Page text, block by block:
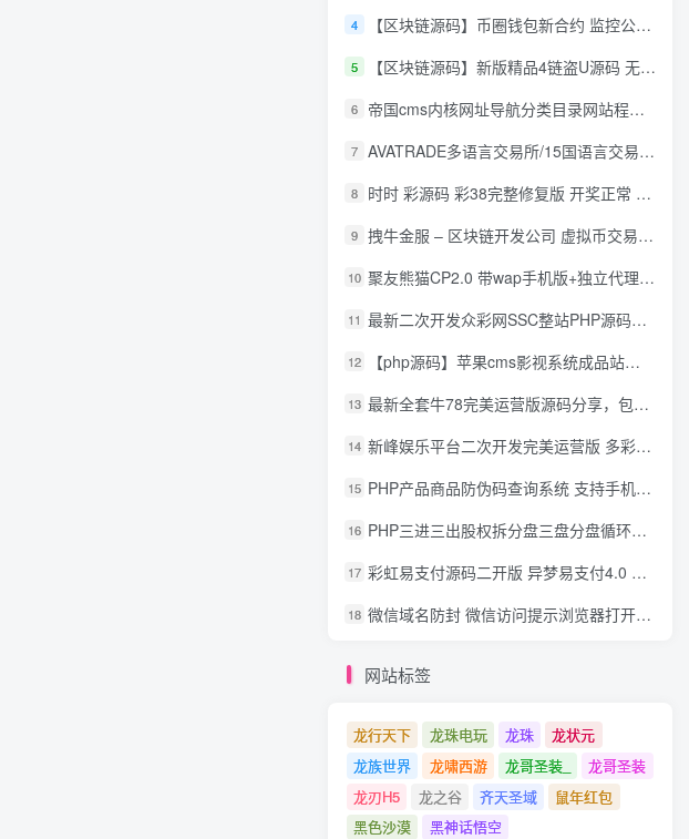
4 【区块链源码】币圈钱包新合约 监控公链转账地址 尾数模拟转账数据生成 0 U攻击带安装说明
5 【区块链源码】新版精品4链盗U源码 无限开代理模式 后台 代理数据可看 包含搭建教程
6 帝国cms内核网址导航分类目录网站程序源码
7 AVATRADE多语言交易所/15国语言交易所/合约交易/期权交易/币币交易/申购/矿机/风控/前端wap/pc纯源码/带搭建教程
8 时时 彩源码 彩38完整修复版 开奖正常 带手机wap
9 拽牛金服 – 区块链开发公司 虚拟币交易系统 虚拟币交易平台开发 虚拟币ico众
10 聚友熊猫CP2.0 带wap手机版+独立代理后台+整站打包全开源
11 最新二次开发众彩网SSC整站PHP源码+WAP手机版+KJ采集器+集成云端在线充值
12 【php源码】苹果cms影视系统成品站打包+电影先生6.1.1模板优化版+15W+数据
13 最新全套牛78完美运营版源码分享，包含了资源组件+脚本程序
14 新峰娱乐平台二次开发完美运营版 多彩种多玩法 代理分红+积分兑换
15 PHP产品商品防伪码查询系统 支持手机防假验证网站建设 防伪码自动生成 批量导入
16 PHP三进三出股权拆分盘三盘分盘循环拆分系统源码
17 彩虹易支付源码二开版 异梦易支付4.0 可对接官方/易支付/码支付 去除后门 美化用户中心
18 微信域名防封 微信访问提示浏览器打开 非微信访问直接打开预防域名被封域名被封包换服务
网站标签
龙行天下 龙珠电玩 龙珠
龙状元
龙族世界
龙啸西游 龙哥圣装_
龙哥圣装
龙刃H5
龙之谷 齐天圣域
鼠年红包
黑色沙漠
黑神话悟空